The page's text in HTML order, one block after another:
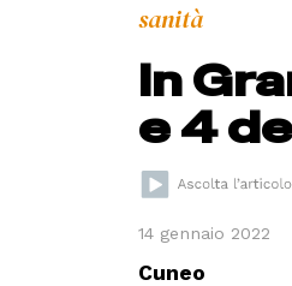
sanità
In
e 4
14 gennaio 2022
Cuneo